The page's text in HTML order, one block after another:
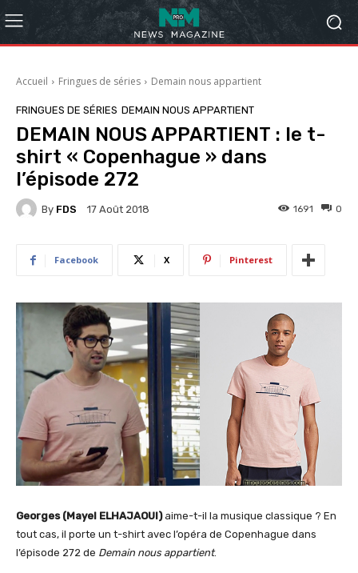
Accueil Fringues de séries Demain nous appartient
FRINGUES DE SÉRIES DEMAIN NOUS APPARTIENT
DEMAIN NOUS APPARTIENT : le t-
shirt « Copenhague » dans
l’épisode 272
By FDS 17 Août 2018 0
1691
Facebook X Pinterest
Georges (Mayel ELHAJAOUI)aime-t-il la musique classique ? En
tout cas, il porte un t-shirt avec l’opéra de Copenhague dans
l’épisode 272 de Demain nous appartient.